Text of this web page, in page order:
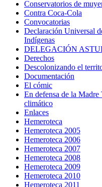
Conservatorios de
Contra Coca-Cola
Convocatorias
Declaración Universal
Indígenas
DELEGACIÓN
Derechos
Descolonizando el
Documentación
El cómic
En defensa de la
climático
Enlaces
Hemeroteca
Hemeroteca 2005
Hemeroteca 2006
Hemeroteca 2007
Hemeroteca 2008
Hemeroteca 2009
Hemeroteca 2010
Hemeroteca 2011